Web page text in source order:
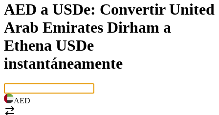
AED a USDe: Convertir United
Arab Emirates Dirham a
Ethena USDe
instantáneamente
AED